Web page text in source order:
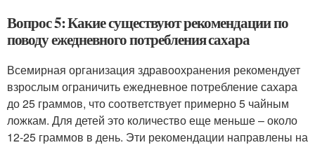
Вопрос 5: Какие существуют рекомендации по
поводу ежедневного потребления сахара
Всемирная организация здравоохранения рекомендует
взрослым ограничить ежедневное потребление сахара
до 25 граммов, что соответствует примерно 5 чайным
ложкам. Для детей это количество еще меньше – около
12-25 граммов в день. Эти рекомендации направлены на